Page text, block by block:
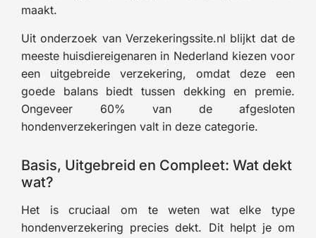
maakt.
Uit onderzoek van Verzekeringssite.nl blijkt dat de
meeste huisdiereigenaren in Nederland kiezen voor
een uitgebreide verzekering, omdat deze een
goede balans biedt tussen dekking en premie.
Ongeveer 60% van de afgesloten
hondenverzekeringen valt in deze categorie.
Basis, Uitgebreid en Compleet: Wat dekt
wat?
Het is cruciaal om te weten wat elke type
hondenverzekering precies dekt. Dit helpt je om